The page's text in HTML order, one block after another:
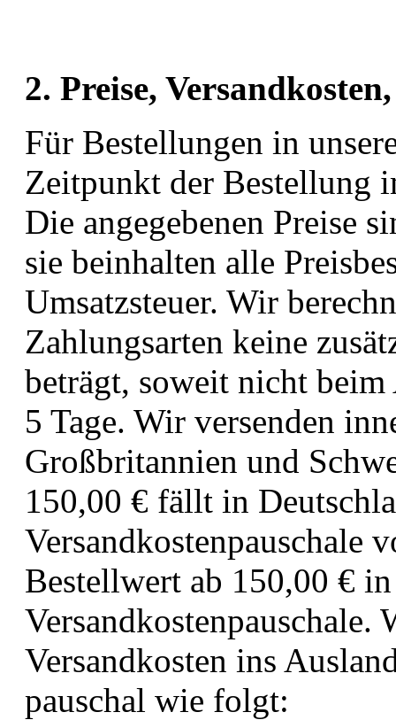
2. Preise,
Für Bestellungen in
Zeitpunkt der Bestellung
Die angegebenen Preise
sie beinhalten alle
Umsatzsteuer. Wir
Zahlungsarten keine
beträgt, soweit nicht beim
5 Tage. Wir versenden
Großbritannien und
150,00 € fällt in
Versandkostenpauschale
Bestellwert ab 150,00 €
Versandkostenpauschale.
Versandkosten ins
pauschal wie folgt: